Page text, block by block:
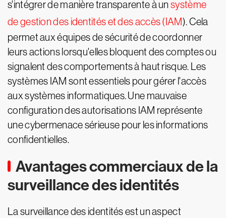
s'intégrer de manière transparente à un système
de gestion des identités et des accès (IAM). Cela
permet aux équipes de sécurité de coordonner
leurs actions lorsqu'elles bloquent des comptes ou
signalent des comportements à haut risque. Les
systèmes IAM sont essentiels pour gérer l'accès
aux systèmes informatiques. Une mauvaise
configuration des autorisations IAM représente
une cybermenace sérieuse pour les informations
confidentielles.
Avantages commerciaux de la
surveillance des identités
La surveillance des identités est un aspect